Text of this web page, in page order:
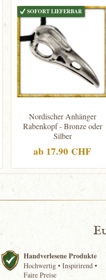
SOFORT LIEFERBAR
Nordischer Anhänger
Rabenkopf - Bronze oder
Silber
ab 17.90 CHF
Handverlesene Produkte
Hochwertig • Inspirirend •
Faire Preise